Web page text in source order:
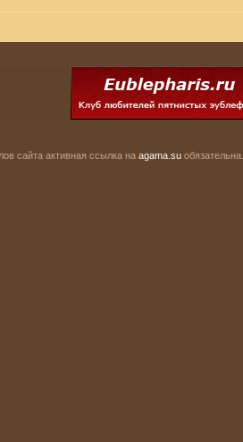
сайта активная ссылка на agama.su обязательна.